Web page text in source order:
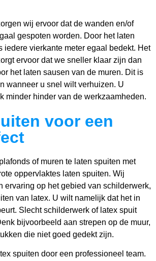
wij ervoor dat de wanden en/of
gespoten worden. Door het laten
iedere vierkante meter egaal bedekt. Het
ervoor dat we sneller klaar zijn dan
het laten sausen van de muren. Dit is
wanneer u snel wilt verhuizen. U
minder hinder van de werkzaamheden.
voor een
of muren te laten spuiten met
oppervlaktes laten spuiten. Wij
ervaring op het gebied van schilderwerk,
van latex. U wilt namelijk dat het in
Slecht schilderwerk of latex spuit
bijvoorbeeld aan strepen op de muur,
die niet goed gedekt zijn.
spuiten door een professioneel team.